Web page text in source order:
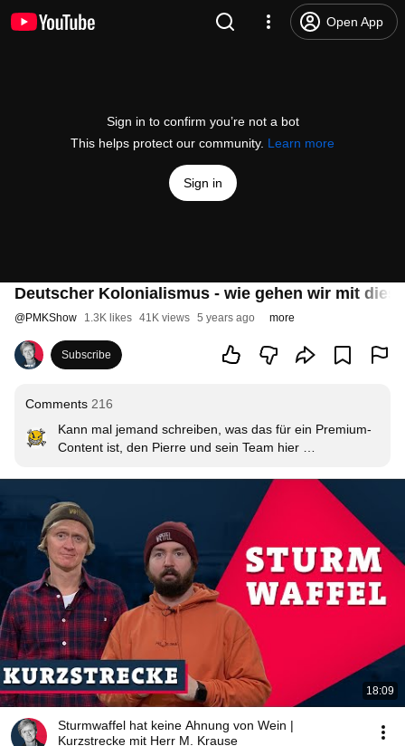
Open App
Sign in to confirm you’re not a bot
This helps protect our community. Learn more
Sign in
Deutscher Kolonialismus - wie gehen wir mit
@PMKShow 1.3K likes 41K views 5 years ago more
Subscribe
Comments 216
Kann mal jemand schreiben, was das für ein Premium-
Content ist, den Pierre und sein Team hier
18:09
Sturmwaffel hat keine Ahnung von Wein |
Kurzstrecke mit Herr M. Krause